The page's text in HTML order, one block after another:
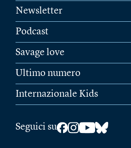
Newsletter
Podcast
Savage love
Ultimo numero
Internazionale Kids
Seguici su